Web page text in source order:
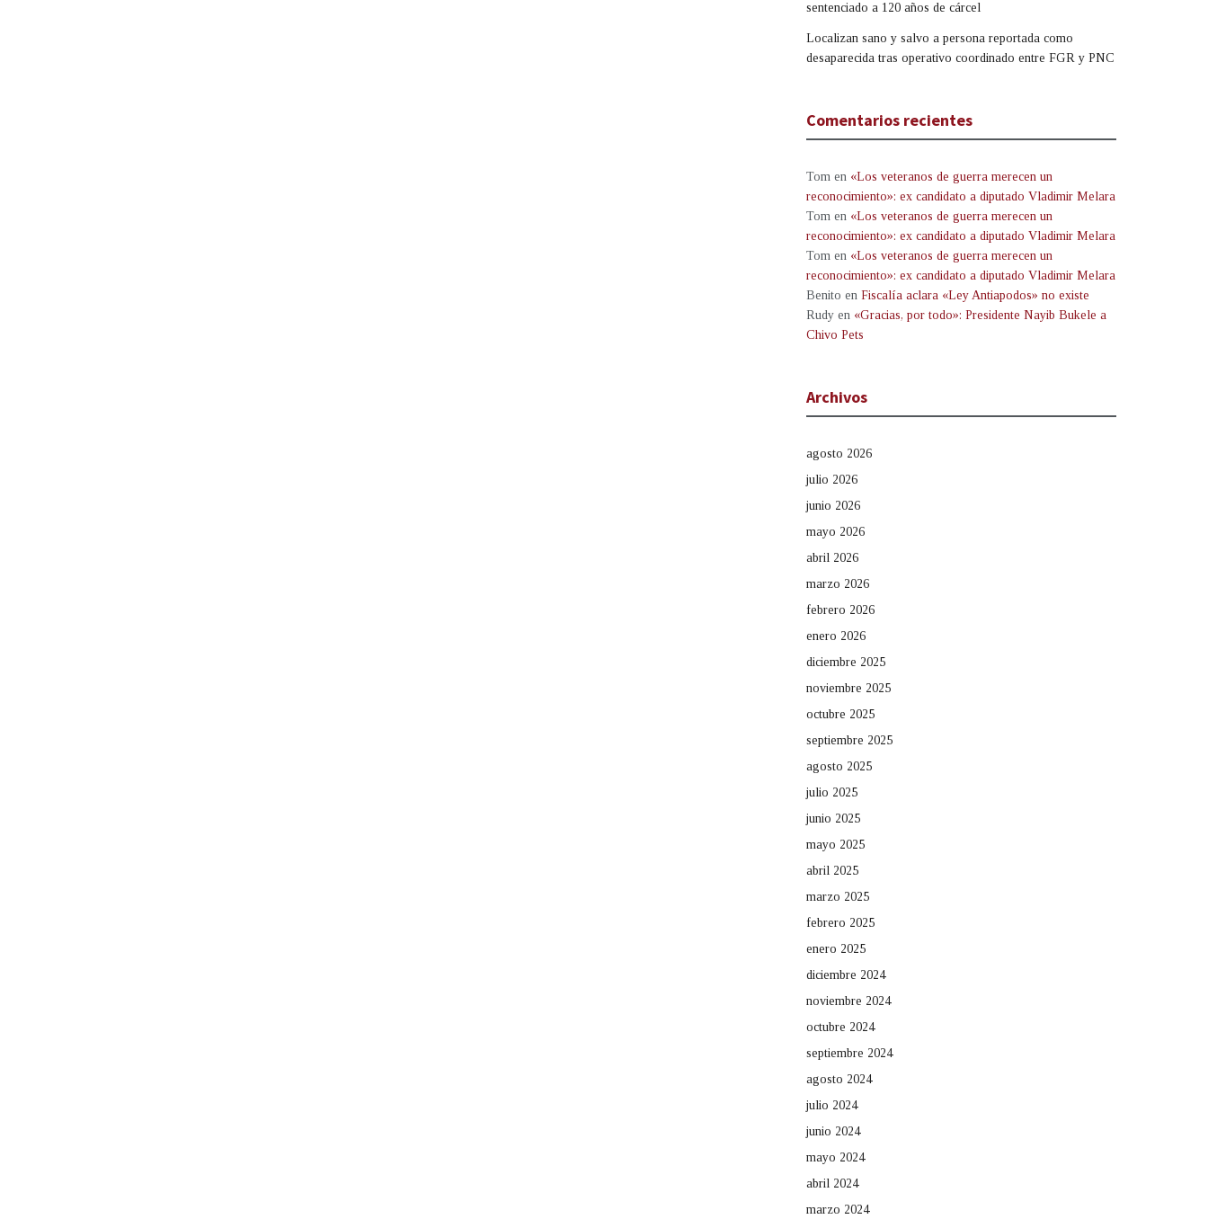
sentenciado a 120 años de cárcel
Localizan sano y salvo a persona reportada como
desaparecida tras operativo coordinado entre FGR y PNC
Comentarios recientes
Tom en «Los veteranos de guerra merecen un
reconocimiento»: ex candidato a diputado Vladimir Melara
Tom en «Los veteranos de guerra merecen un
reconocimiento»: ex candidato a diputado Vladimir Melara
Tom en «Los veteranos de guerra merecen un
reconocimiento»: ex candidato a diputado Vladimir Melara
Benito en Fiscalía aclara «Ley Antiapodos» no existe
Rudy en «Gracias, por todo»: Presidente Nayib Bukele a
Chivo Pets
Archivos
agosto 2026
julio 2026
junio 2026
mayo 2026
abril 2026
marzo 2026
febrero 2026
enero 2026
diciembre 2025
noviembre 2025
octubre 2025
septiembre 2025
agosto 2025
julio 2025
junio 2025
mayo 2025
abril 2025
marzo 2025
febrero 2025
enero 2025
diciembre 2024
noviembre 2024
octubre 2024
septiembre 2024
agosto 2024
julio 2024
junio 2024
mayo 2024
abril 2024
marzo 2024